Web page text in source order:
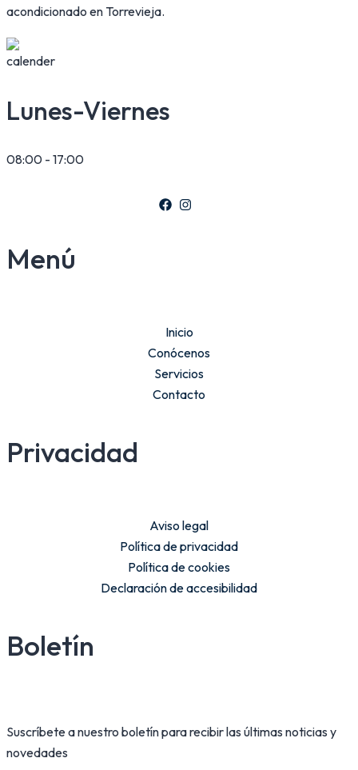
acondicionado en Torrevieja.
Lunes-Viernes
08:00 - 17:00
Menú
Inicio
Conócenos
Servicios
Contacto
Privacidad
Aviso legal
Política de privacidad
Política de cookies
Declaración de accesibilidad
Boletín
Suscríbete a nuestro boletín para recibir las últimas noticias y
novedades